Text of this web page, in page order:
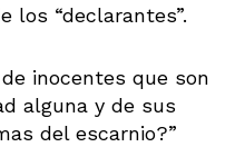
los “declarantes”.
inocentes que son
alguna y de sus
del escarnio?”